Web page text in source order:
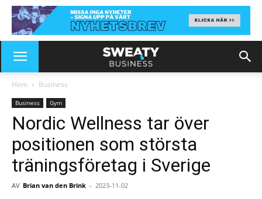
Hem Business
Business Gym
Nordic Wellness tar över
positionen som största
träningsföretag i Sverige
AV Brian van den Brink - 2023-11-02